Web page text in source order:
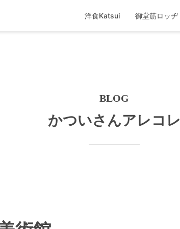
洋食Katsui 御堂筋ロッヂ
BLOG
かついさんアレコレ